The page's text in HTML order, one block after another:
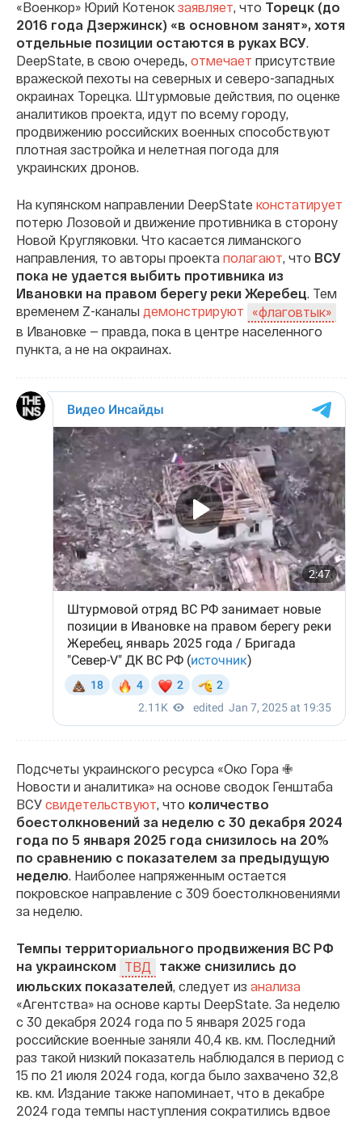
«Военкор» Юрий Котенок заявляет, что Торецк (до
2016 года Дзержинск) «в основном занят», хотя
отдельные позиции остаются в руках ВСУ.
DeepState, в свою очередь, отмечает присутствие
вражеской пехоты на северных и северо-западных
окраинах Торецка. Штурмовые действия, по оценке
аналитиков проекта, идут по всему городу,
продвижению российских военных способствуют
плотная застройка и нелетная погода для
украинских дронов.
На купянском направлении DeepState констатирует
потерю Лозовой и движение противника в сторону
Новой Кругляковки. Что касается лиманского
направления, то авторы проекта полагают, что ВСУ
пока не удается выбить противника из
Ивановки на правом берегу реки Жеребец. Тем
временем Z-каналы демонстрируют
«флаговтык»
в Ивановке — правда, пока в центре населенного
пункта, а не на окраинах.
Подсчеты украинского ресурса «Око Гора ✙
Новости и аналитика» на основе сводок Генштаба
ВСУ свидетельствуют , что количество
боестолкновений за неделю с 30 декабря 2024
года по 5 января 2025 года снизилось на 20%
по сравнению с показателем за предыдущую
неделю . Наиболее напряженным остается
покровское направление с 309 боестолкновениями
за неделю.
Темпы территориального продвижения ВС РФ
на украинском
ТВД
также снизились до
июльских показателей , следует из анализа
«Агентства» на основе карты DeepState. За неделю
с 30 декабря 2024 года по 5 января 2025 года
российские военные заняли 40,4 кв. км. Последний
раз такой низкий показатель наблюдался в период с
15 по 21 июля 2024 года, когда было захвачено 32,8
кв. км. Издание также напоминает, что в декабре
2024 года темпы наступления сократились вдвое